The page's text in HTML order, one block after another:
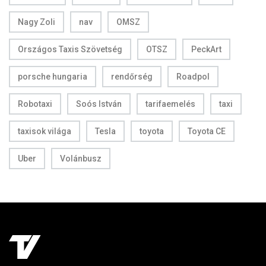
Nagy Zoli nav OMSZ
Országos Taxis Szövetség OTSZ PeckArt
porsche hungaria rendőrség Roadpol
Robotaxi Soós István tarifaemelés taxi
taxisok világa Tesla toyota Toyota CE
Uber Volánbusz